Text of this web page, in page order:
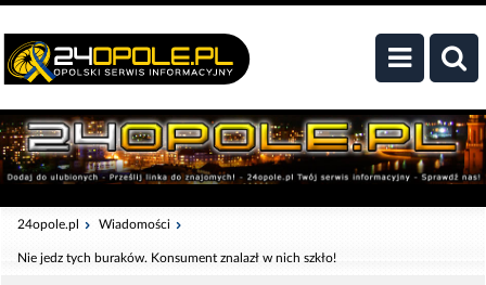
24opole.pl Wiadomości
Nie jedz tych buraków. Konsument znalazł w nich szkło!